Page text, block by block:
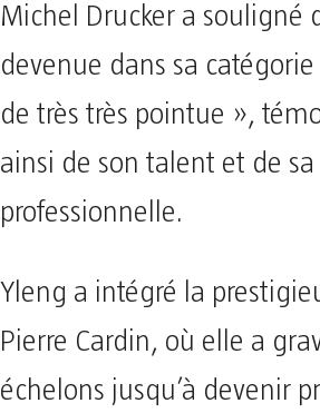
Michel Drucker a souligné
devenue dans sa
de très très pointue »,
ainsi de son talent et de
professionnelle.
Yleng a intégré la
Pierre Cardin, où elle a
échelons jusqu’à devenir